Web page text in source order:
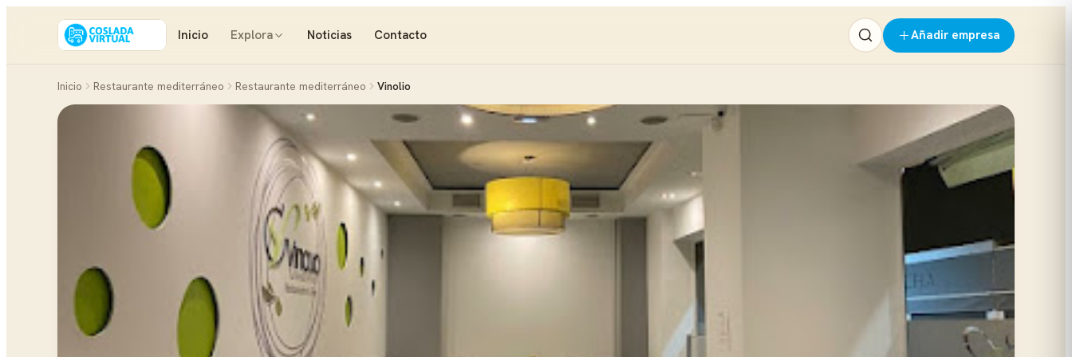
Inicio Explora Noticias Contacto Añadir empresa
Inicio Restaurante mediterráneo Restaurante mediterráneo Vinolio